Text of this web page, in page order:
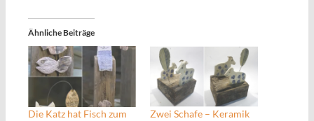
Ähnliche Beiträge
Die Katz hat Fisch zum
Zwei Schafe – Keramik